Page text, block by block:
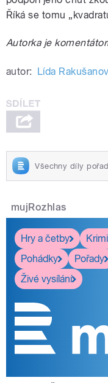
Říká se tomu
Autorka je
autor: Lída
Všechny díly
mujRozhlas
Hry a četby
Krimi
Pohádky
Pořady
Živé vysílání